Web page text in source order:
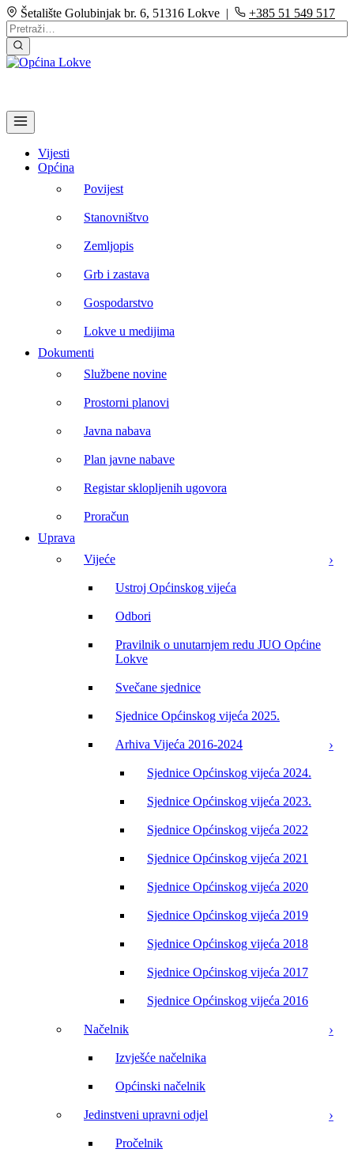
Šetalište Golubinjak br. 6, 51316 Lokve | +385 51 549 517
Vijesti
Općina
Povijest
Stanovništvo
Zemljopis
Grb i zastava
Gospodarstvo
Lokve u medijima
Dokumenti
Službene novine
Prostorni planovi
Javna nabava
Plan javne nabave
Registar sklopljenih ugovora
Proračun
Uprava
Vijeće
Ustroj Općinskog vijeća
Odbori
Pravilnik o unutarnjem redu JUO Općine
Lokve
Svečane sjednice
Sjednice Općinskog vijeća 2025.
Arhiva Vijeća 2016-2024
Sjednice Općinskog vijeća 2024.
Sjednice Općinskog vijeća 2023.
Sjednice Općinskog vijeća 2022
Sjednice Općinskog vijeća 2021
Sjednice Općinskog vijeća 2020
Sjednice Općinskog vijeća 2019
Sjednice Općinskog vijeća 2018
Sjednice Općinskog vijeća 2017
Sjednice Općinskog vijeća 2016
Načelnik
Izvješće načelnika
Općinski načelnik
Jedinstveni upravni odjel
Pročelnik